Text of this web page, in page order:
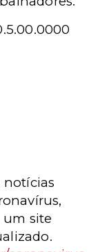
notícias
site